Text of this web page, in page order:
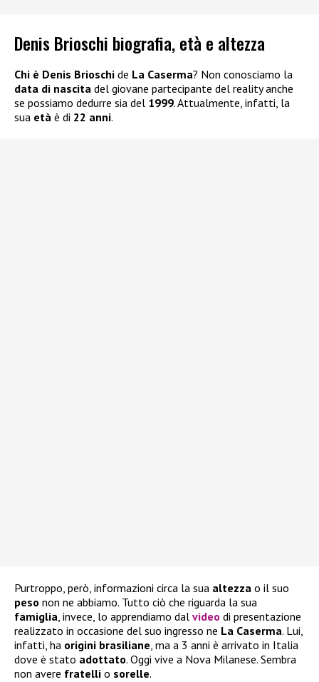
Denis Brioschi biografia, età e altezza
Chi è Denis Brioschi de La Caserma? Non conosciamo la
data di nascita del giovane partecipante del reality anche
se possiamo dedurre sia del 1999. Attualmente, infatti, la
sua età è di 22 anni.
Purtroppo, però, informazioni circa la sua altezza o il suo
peso non ne abbiamo. Tutto ciò che riguarda la sua
famiglia, invece, lo apprendiamo dal video di presentazione
realizzato in occasione del suo ingresso ne La Caserma. Lui,
infatti, ha origini brasiliane, ma a 3 anni è arrivato in Italia
dove è stato adottato. Oggi vive a Nova Milanese. Sembra
non avere fratelli o sorelle.